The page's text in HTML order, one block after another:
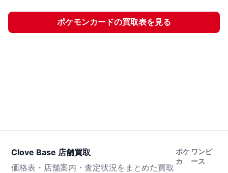
ポケモンカードの買取表を見る
Clove Base 店舗買取
価格表・店舗案内・査定状況をまとめた買取
ポケ
カ
ワンピ
ース